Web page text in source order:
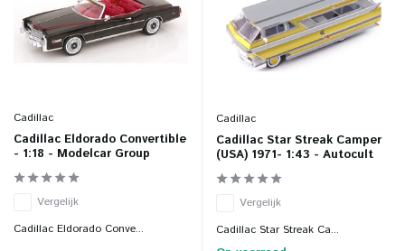
Cadillac
Cadillac Eldorado Convertible
- 1:18 - Modelcar Group
Vergelijk
Cadillac Eldorado Conve...
Cadillac
Cadillac Star Streak Camper
(USA) 1971- 1:43 - Autocult
Vergelijk
Cadillac Star Streak Ca...